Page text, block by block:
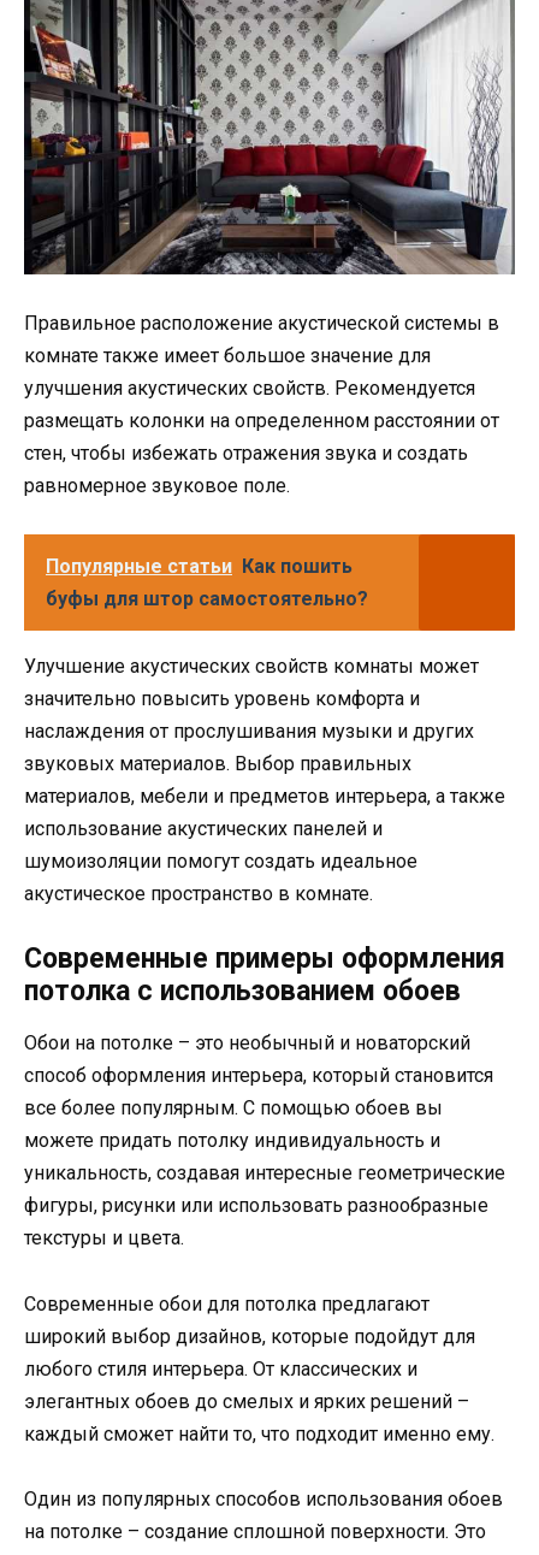
Правильное расположение акустической системы в
комнате также имеет большое значение для
улучшения акустических свойств. Рекомендуется
размещать колонки на определенном расстоянии от
стен, чтобы избежать отражения звука и создать
равномерное звуковое поле.
Популярные статьи Как пошить
буфы для штор самостоятельно?
Улучшение акустических свойств комнаты может
значительно повысить уровень комфорта и
наслаждения от прослушивания музыки и других
звуковых материалов. Выбор правильных
материалов, мебели и предметов интерьера, а также
использование акустических панелей и
шумоизоляции помогут создать идеальное
акустическое пространство в комнате.
Современные примеры оформления
потолка с использованием обоев
Обои на потолке – это необычный и новаторский
способ оформления интерьера, который становится
все более популярным. С помощью обоев вы
можете придать потолку индивидуальность и
уникальность, создавая интересные геометрические
фигуры, рисунки или использовать разнообразные
текстуры и цвета.
Современные обои для потолка предлагают
широкий выбор дизайнов, которые подойдут для
любого стиля интерьера. От классических и
элегантных обоев до смелых и ярких решений –
каждый сможет найти то, что подходит именно ему.
Один из популярных способов использования обоев
на потолке – создание сплошной поверхности. Это